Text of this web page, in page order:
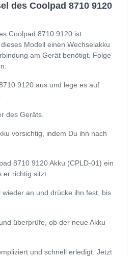
des Coolpad 8710 9120
Coolpad 8710 9120 ist
Modell einen Wechselakku
am Gerät benötigt. Folge
9120 aus und lege es auf
des Geräts.
vorsichtig, indem Du ihn nach
8710 9120 Akku (CPLD-01) ein
er richtig sitzt.
wieder an und drücke ihn fest, bis
überprüfe, ob der neue Akku
und schnell erledigt. Jetzt